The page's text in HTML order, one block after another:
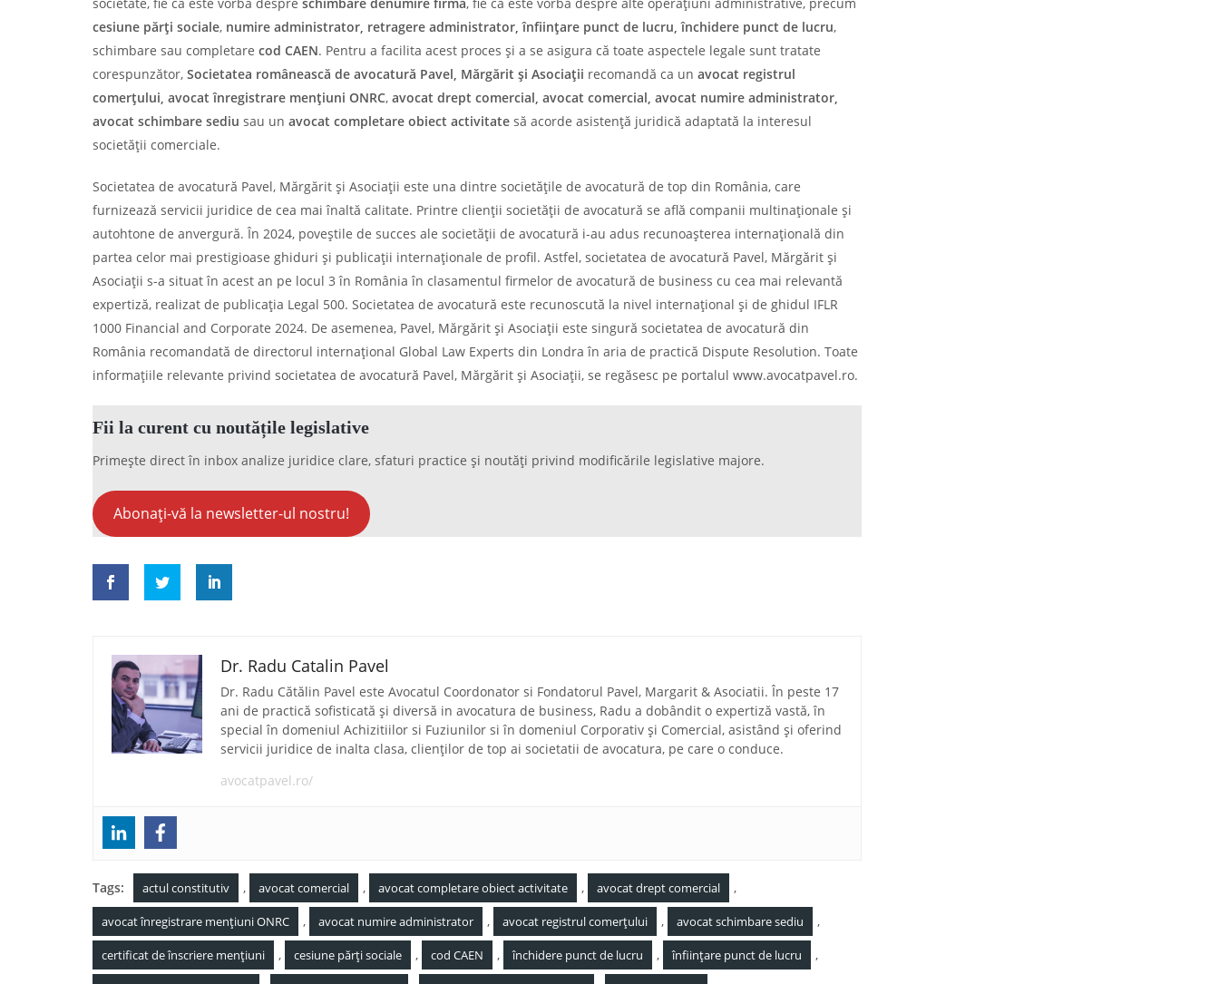
cesiune părți sociale, numire administrator, retragere administrator, înființare punct de lucru, închidere punct de lucru,
schimbare sau completare cod CAEN. Pentru a facilita acest proces și a se asigura că toate aspectele legale sunt tratate
corespunzător, Societatea românească de avocatură Pavel, Mărgărit și Asociații recomandă ca un avocat registrul
comerțului, avocat înregistrare mențiuni ONRC, avocat drept comercial, avocat comercial, avocat numire administrator,
avocat schimbare sediu sau un avocat completare obiect activitate să acorde asistență juridică adaptată la interesul
societății comerciale.
Societatea de avocatură Pavel, Mărgărit și Asociații este una dintre societățile de avocatură de top din România, care
furnizează servicii juridice de cea mai înaltă calitate. Printre clienții societății de avocatură se află companii multinaționale și
autohtone de anvergură. În 2024, poveștile de succes ale societății de avocatură i-au adus recunoașterea internațională din
partea celor mai prestigioase ghiduri și publicații internaționale de profil. Astfel, societatea de avocatură Pavel, Mărgărit și
Asociații s-a situat în acest an pe locul 3 în România în clasamentul firmelor de avocatură de business cu cea mai relevantă
expertiză, realizat de publicația Legal 500. Societatea de avocatură este recunoscută la nivel internațional și de ghidul IFLR
1000 Financial and Corporate 2024. De asemenea, Pavel, Mărgărit și Asociații este singură societatea de avocatură din
România recomandată de directorul internațional Global Law Experts din Londra în aria de practică Dispute Resolution. Toate
informațiile relevante privind societatea de avocatură Pavel, Mărgărit și Asociații, se regăsesc pe portalul www.avocatpavel.ro.
Fii la curent cu noutățile legislative
Primește direct în inbox analize juridice clare, sfaturi practice și noutăți privind modificările legislative majore.
Abonați-vă la newsletter-ul nostru!
Dr. Radu Catalin Pavel
Dr. Radu Cătălin Pavel este Avocatul Coordonator si Fondatorul Pavel, Margarit & Asociatii. În peste 17
ani de practică sofisticată și diversă in avocatura de business, Radu a dobândit o expertiză vastă, în
special în domeniul Achizitiilor si Fuziunilor si în domeniul Corporativ și Comercial, asistând și oferind
servicii juridice de inalta clasa, clienților de top ai societatii de avocatura, pe care o conduce.
avocatpavel.ro/
Tags: actul constitutiv , avocat comercial , avocat completare obiect activitate , avocat drept comercial ,
avocat înregistrare mențiuni ONRC , avocat numire administrator , avocat registrul comerțului , avocat schimbare sediu ,
certificat de înscriere mențiuni , cesiune părți sociale , cod CAEN , închidere punct de lucru , înființare punct de lucru ,